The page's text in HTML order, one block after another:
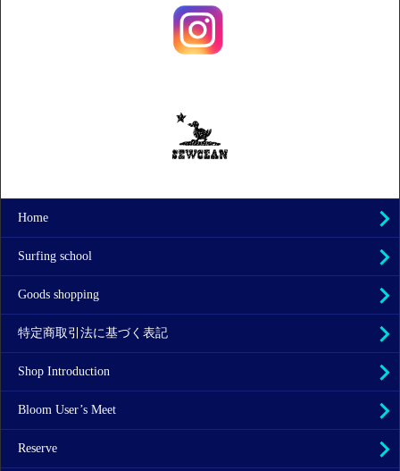
Home
Surfing school
Goods shopping
特定商取引法に基づく表記
Shop Introduction
Bloom User’s Meet
Reserve